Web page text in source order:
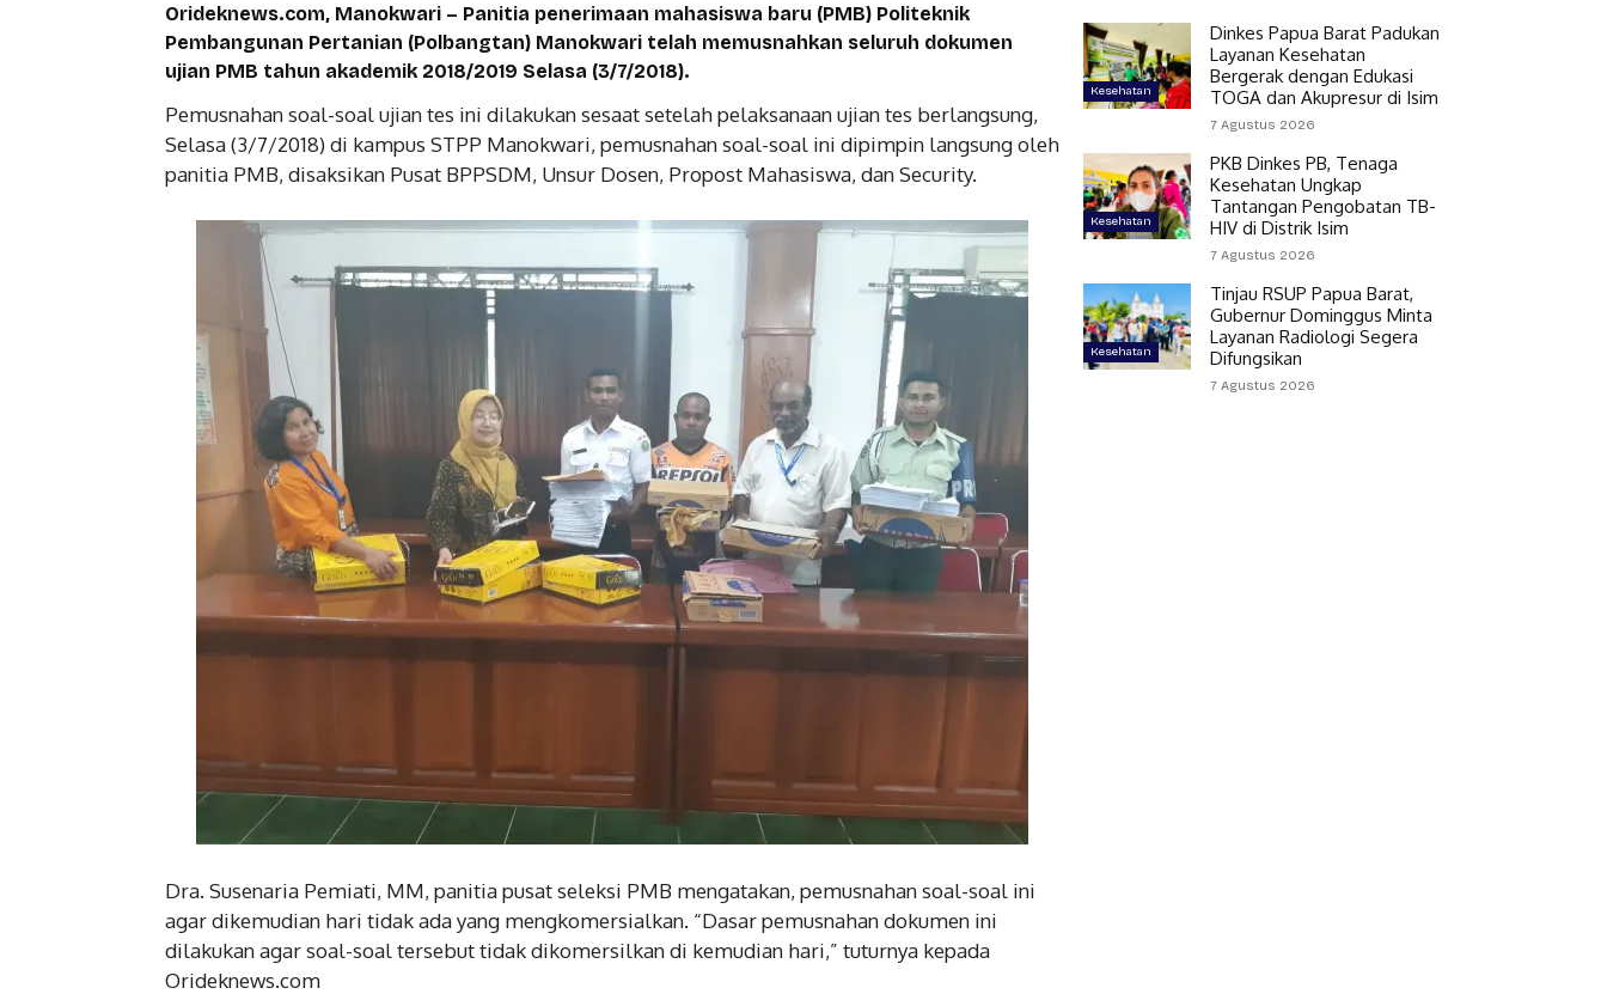
Orideknews.com, Manokwari – Panitia penerimaan mahasiswa baru (PMB) Politeknik
Pembangunan Pertanian (Polbangtan) Manokwari telah memusnahkan seluruh dokumen
ujian PMB tahun akademik 2018/2019 Selasa (3/7/2018).
Pemusnahan soal-soal ujian tes ini dilakukan sesaat setelah pelaksanaan ujian tes berlangsung,
Selasa (3/7/2018) di kampus STPP Manokwari, pemusnahan soal-soal ini dipimpin langsung oleh
panitia PMB, disaksikan Pusat BPPSDM, Unsur Dosen, Propost Mahasiswa, dan Security.
Dra. Susenaria Pemiati, MM, panitia pusat seleksi PMB mengatakan, pemusnahan soal-soal ini
agar dikemudian hari tidak ada yang mengkomersialkan. “Dasar pemusnahan dokumen ini
dilakukan agar soal-soal tersebut tidak dikomersilkan di kemudian hari,” tuturnya kepada
Orideknews.com
Kesehatan
Dinkes Papua Barat Padukan
Layanan Kesehatan
Bergerak dengan Edukasi
TOGA dan Akupresur di Isim
7 Agustus 2026
Kesehatan
PKB Dinkes PB, Tenaga
Kesehatan Ungkap
Tantangan Pengobatan TB-
HIV di Distrik Isim
7 Agustus 2026
Kesehatan
Tinjau RSUP Papua Barat,
Gubernur Dominggus Minta
Layanan Radiologi Segera
Difungsikan
7 Agustus 2026